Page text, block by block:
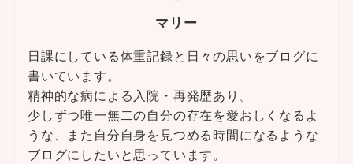
マリー
日課にしている体重記録と日々の思いをブログに
書いています。
精神的な病による入院・再発歴あり。
少しずつ唯一無二の自分の存在を愛おしくなるよ
うな、また自分自身を見つめる時間になるような
ブログにしたいと思っています。